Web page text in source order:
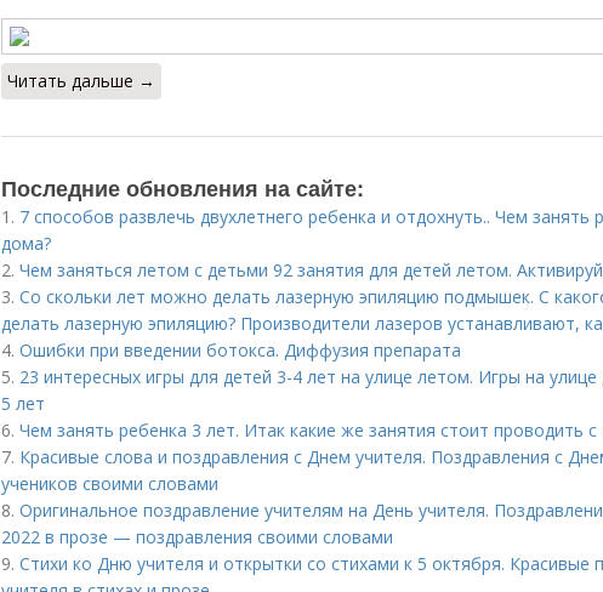
Читать дальше →
Последние обновления на сайте:
1. 7 способов развлечь двухлетнего ребенка и отдохнуть.. Чем занять
дома?
2. Чем заняться летом с детьми 92 занятия для детей летом.
3. Со скольки лет можно делать лазерную эпиляцию подмышек. С
делать лазерную эпиляцию? Производители лазеров устанавливают,
4. Ошибки при введении ботокса. Диффузия препарата
5. 23 интересных игры для детей 3-4 лет на улице летом. Игры на
5 лет
6. Чем занять ребенка 3 лет. Итак какие же занятия стоит проводить с
7. Красивые слова и поздравления с Днем учителя. Поздравления с
учеников своими словами
8. Оригинальное поздравление учителям на День учителя.
2022 в прозе — поздравления своими словами
9. Стихи ко Дню учителя и открытки со стихами к 5 октября. Красивые